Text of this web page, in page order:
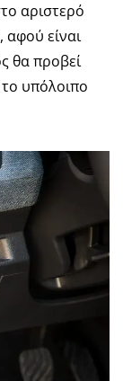
αριστερό
αφού είναι
θα προβεί
υπόλοιπο